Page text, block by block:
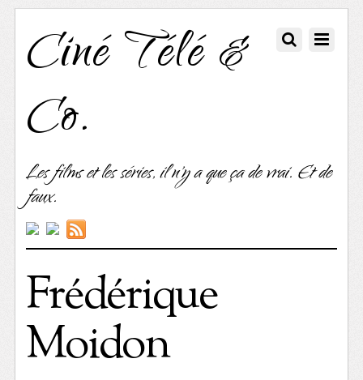
Ciné Télé &
Co.
Les films et les séries, il n'y a que ça de vrai. Et de
faux.
Frédérique
Moidon